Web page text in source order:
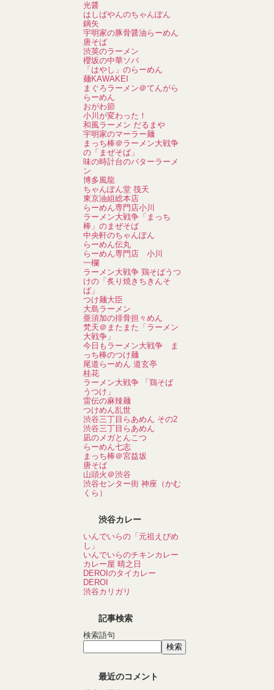
光醤
はしばやんのちゃんぽん
鏑矢
宇明家の豚骨醤油らーめん
唐そば
渋英のラーメン
櫻坂の中華ソバ
「はやし」のらーめん
麺KAWAKEI
まぐろラーメン＠てんがら
らーめん
おがわ節
小川が変わった！
和風ラーメン だるまや
宇明家のマーラー麺
まっち棒＠ラーメン大戦争
の「まぜそば」
味の時計台のバターラーメ
ン
博多風龍
ちゃんぽん堂 筏天
東京油組総本店
らーめん専門店小川
ラーメン大戦争「まっち
棒」のまぜそば
中央軒のちゃんぽん
らーめん伝丸
らーめん専門店 小川
一欄
ラーメン大戦争 鶏そばうつ
けの「炙り焼きちきんそ
ば」
つけ麺大臣
大島ラーメン
亜須加の排骨担々めん
梵天＠またまた「ラーメン
大戦争」
今日もラーメン大戦争 ま
っち棒のつけ麺
尾道らーめん 道玄亭
桂花
ラーメン大戦争 「鶏そば
うつけ」
雷伝の麻辣麺
つけめん乱世
渋谷三丁目らあめん その2
渋谷三丁目らあめん
凪のメガとんこつ
らーめん七志
まっち棒＠宮益坂
唐そば
山頭火＠渋谷
渋谷センター街 神座（かむ
くら）
渋谷カレー
いんでいらの「元祖えびめ
し」
いんでいらのチキンカレー
カレー屋 晴之日
DEROIのタイカレー
DEROI
渋谷カリガリ
記事検索
検索語句
最近のコメント